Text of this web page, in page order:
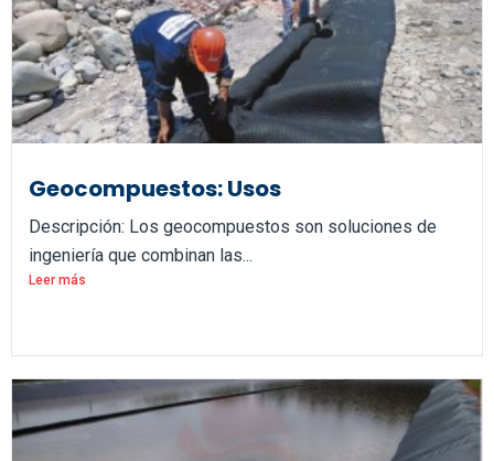
Geocompuestos: Usos
Descripción: Los geocompuestos son soluciones de
ingeniería que combinan las...
Leer más